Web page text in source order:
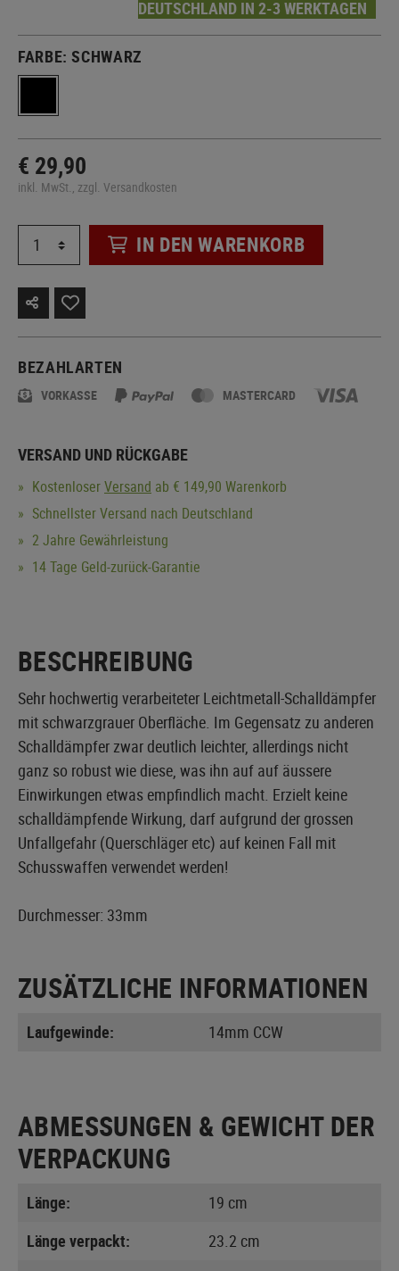
DEUTSCHLAND IN 2-3 WERKTAGEN
FARBE:SCHWARZ
€ 29,90
inkl. MwSt., zzgl. Versandkosten
IN DEN WARENKORB
BEZAHLARTEN
VORKASSE MASTERCARD
VERSAND UND RÜCKGABE
KostenloserVersand ab € 149,90 Warenkorb
Schnellster Versand nach Deutschland
2 Jahre Gewährleistung
14 Tage Geld-zurück-Garantie
BESCHREIBUNG
Sehr hochwertig verarbeiteter Leichtmetall-Schalldämpfer
mit schwarzgrauer Oberfläche. Im Gegensatz zu anderen
Schalldämpfer zwar deutlich leichter, allerdings nicht
ganz so robust wie diese, was ihn auf auf äussere
Einwirkungen etwas empfindlich macht. Erzielt keine
schalldämpfende Wirkung, darf aufgrund der grossen
Unfallgefahr (Querschläger etc) auf keinen Fall mit
Schusswaffen verwendet werden!
Durchmesser: 33mm
ZUSÄTZLICHE INFORMATIONEN
Laufgewinde: 14mm CCW
ABMESSUNGEN & GEWICHT DER
VERPACKUNG
Länge:
19 cm
Länge verpackt:
23.2 cm